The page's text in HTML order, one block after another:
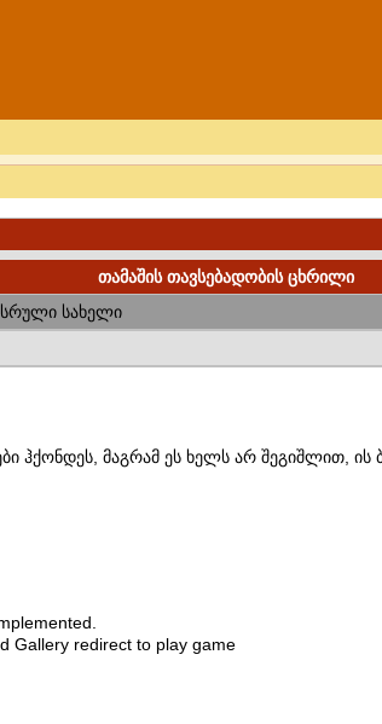
თამაშის თავსებადობის ცხრილი
სრული სახელი
ჰქონდეს, მაგრამ ეს ხელს არ შეგიშლით,
Gallery redirect to play game